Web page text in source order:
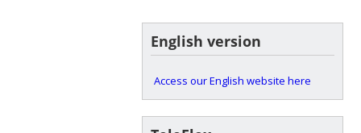
English version
Access our English website here